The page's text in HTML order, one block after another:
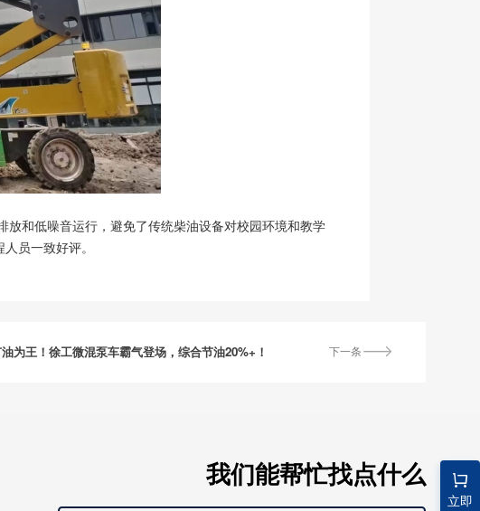
和低噪音运行，避免了传统柴油设备对校园环境和教学
员一致好评。
下一条
为王！徐工微混泵车霸气登场，综合节油20%+！
立即
我们能帮忙找点什么